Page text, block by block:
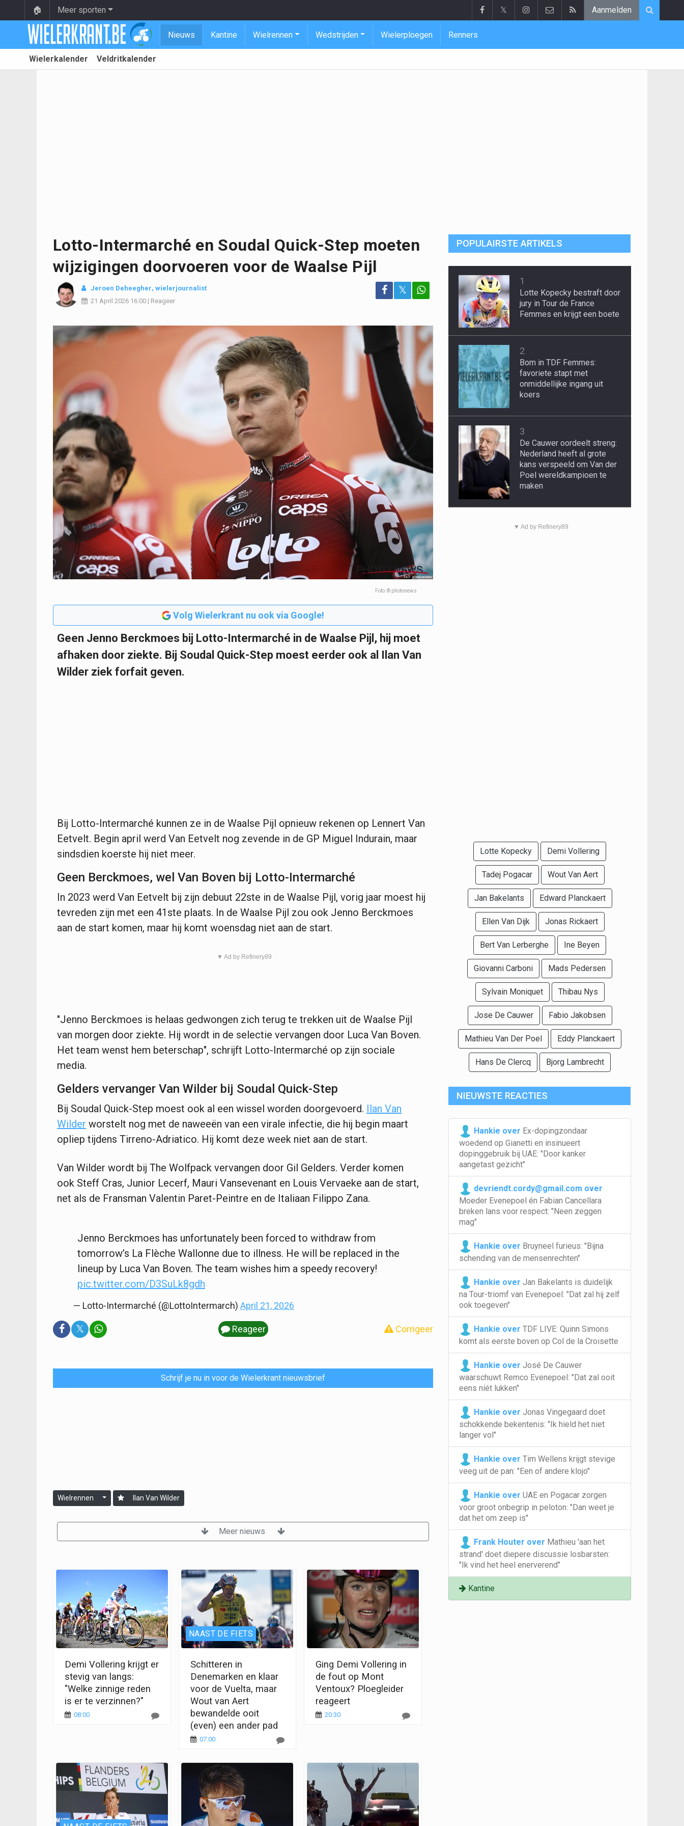
🏠 Meer sporten 𝕏 Aanmelden
Nieuws Kantine Wielrennen Wedstrijden Wielerploegen Renners
Wielerkalender Veldritkalender
Lotto-Intermarché en Soudal Quick-Step moeten
wijzigingen doorvoeren voor de Waalse Pijl
Jeroen Deheegher, wielerjournalist
21 April 2026 16:00 | Reageer
𝕏
Foto: © photonews
Volg Wielerkrant nu ook via Google!
Geen Jenno Berckmoes bij Lotto-Intermarché in de Waalse Pijl, hij moet
afhaken door ziekte. Bij Soudal Quick-Step moest eerder ook al Ilan Van
Wilder ziek forfait geven.
Bij Lotto-Intermarché kunnen ze in de Waalse Pijl opnieuw rekenen op Lennert Van
Eetvelt. Begin april werd Van Eetvelt nog zevende in de GP Miguel Indurain, maar
sindsdien koerste hij niet meer.
Geen Berckmoes, wel Van Boven bij Lotto-Intermarché
In 2023 werd Van Eetvelt bij zijn debuut 22ste in de Waalse Pijl, vorig jaar moest hij
tevreden zijn met een 41ste plaats. In de Waalse Pijl zou ook Jenno Berckmoes
aan de start komen, maar hij komt woensdag niet aan de start.
▼ Ad by Refinery89
"Jenno Berckmoes is helaas gedwongen zich terug te trekken uit de Waalse Pijl
van morgen door ziekte. Hij wordt in de selectie vervangen door Luca Van Boven.
Het team wenst hem beterschap", schrijft Lotto-Intermarché op zijn sociale
media.
Gelders vervanger Van Wilder bij Soudal Quick-Step
Bij Soudal Quick-Step moest ook al een wissel worden doorgevoerd.
Ilan Van
Wilder worstelt nog met de naweeën van een virale infectie, die hij begin maart
opliep tijdens Tirreno-Adriatico. Hij komt deze week niet aan de start.
Van Wilder wordt bij The Wolfpack vervangen door Gil Gelders. Verder komen
ook Steff Cras, Junior Lecerf, Mauri Vansevenant en Louis Vervaeke aan de start,
net als de Fransman Valentin Paret-Peintre en de Italiaan Filippo Zana.
Jenno Berckmoes has unfortunately been forced to withdraw from
tomorrow’s La Flèche Wallonne due to illness. He will be replaced in the
lineup by Luca Van Boven. The team wishes him a speedy recovery!
pic.twitter.com/D3SuLk8gdh
— Lotto-Intermarché (@LottoIntermarch) April 21, 2026
𝕏 Reageer Corrigeer
Schrijf je nu in voor de Wielerkrant nieuwsbrief
Wielrennen Ilan Van Wilder
Meer nieuws
Demi Vollering krijgt er
stevig van langs:
"Welke zinnige reden
is er te verzinnen?"
08:00
NAAST DE FIETS
Schitteren in
Denemarken en klaar
voor de Vuelta, maar
Wout van Aert
bewandelde ooit
(even) een ander pad
07:00
Ging Demi Vollering in
de fout op Mont
Ventoux? Ploegleider
reageert
20:30
POPULAIRSTE ARTIKELS
1
Lotte Kopecky bestraft door
jury in Tour de France
Femmes en krijgt een boete
2
Bom in TDF Femmes:
favoriete stapt met
onmiddellijke ingang uit
koers
3
De Cauwer oordeelt streng:
Nederland heeft al grote
kans verspeeld om Van der
Poel wereldkampioen te
maken
▼ Ad by Refinery89
Lotte Kopecky Demi Vollering
Tadej Pogacar Wout Van Aert
Jan Bakelants Edward Planckaert
Ellen Van Dijk Jonas Rickaert
Bert Van Lerberghe Ine Beyen
Giovanni Carboni Mads Pedersen
Sylvain Moniquet Thibau Nys
Jose De Cauwer Fabio Jakobsen
Mathieu Van Der Poel Eddy Planckaert
Hans De Clercq Bjorg Lambrecht
NIEUWSTE REACTIES
Hankie over Ex-dopingzondaar
woedend op Gianetti en insinueert
dopinggebruik bij UAE: "Door kanker
aangetast gezicht"
devriendt.cordy@gmail.com over
Moeder Evenepoel én Fabian Cancellara
breken lans voor respect: "Neen zeggen
mag"
Hankie over Bruyneel furieus: "Bijna
schending van de mensenrechten"
Hankie over Jan Bakelants is duidelijk
na Tour-triomf van Evenepoel: "Dat zal hij zelf
ook toegeven"
Hankie over TDF LIVE: Quinn Simons
komt als eerste boven op Col de la Croisette
Hankie over José De Cauwer
waarschuwt Remco Evenepoel: "Dat zal ooit
eens níét lukken"
Hankie over Jonas Vingegaard doet
schokkende bekentenis: "Ik hield het niet
langer vol"
Hankie over Tim Wellens krijgt stevige
veeg uit de pan: "Een of andere klojo"
Hankie over UAE en Pogacar zorgen
voor groot onbegrip in peloton: "Dan weet je
dat het om zeep is"
Frank Houter over Mathieu 'aan het
strand' doet diepere discussie losbarsten:
"Ik vind het heel enerverend"
Kantine